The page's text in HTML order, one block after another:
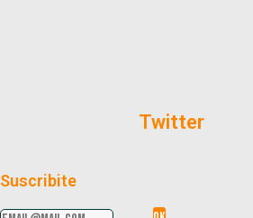
Twitter
Suscribite